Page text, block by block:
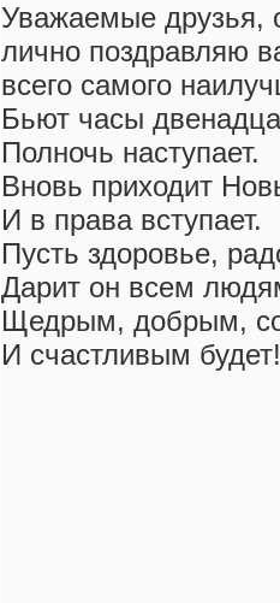
Уважаемые друзья,
лично поздравляю
всего самого
Бьют часы
Полночь наступает.
Вновь приходит
И в права вступает.
Пусть здоровье,
Дарит он всем
Щедрым, добрым,
И счастливым будет!